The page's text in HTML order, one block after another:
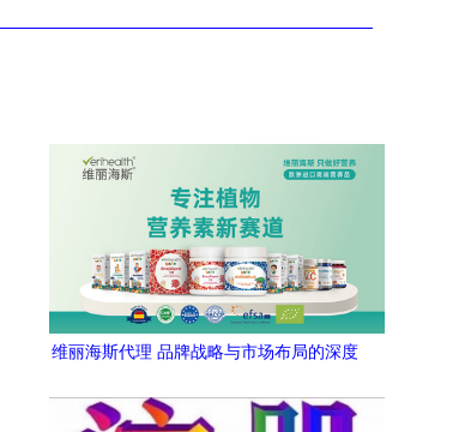
维丽海斯代理 品牌战略与市场布局的深度